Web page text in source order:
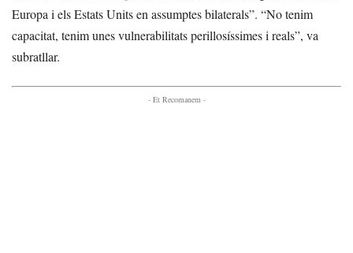
Europa i els Estats Units en assumptes bilaterals”. “No tenim
capacitat, tenim unes vulnerabilitats perillosíssimes i reals”, va
subratllar.
- Et Recomanem -